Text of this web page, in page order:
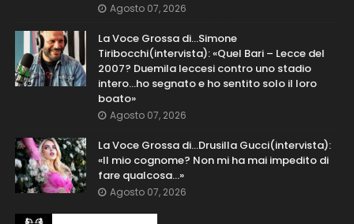
Agosto 07, 2026
La Voce Grossa di…Simone
Tiribocchi(intervista): «Quel Bari – Lecce del
2007? Duemila leccesi contro uno stadio
intero...ho segnato e ho sentito solo il loro
boato»
Agosto 07, 2026
La Voce Grossa di…Drusilla Gucci(intervista):
«Il mio cognome? Non mi ha mai impedito di
fare qualcosa…»
Agosto 07, 2026